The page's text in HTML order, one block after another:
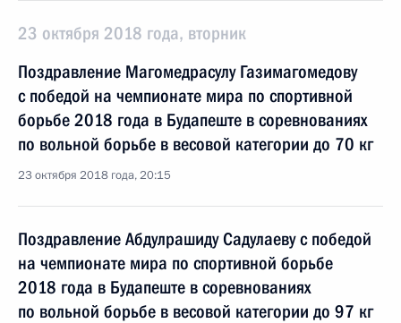
23 октября 2018 года, вторник
Поздравление Магомедрасулу Газимагомедову
с победой на чемпионате мира по спортивной
борьбе 2018 года в Будапеште в соревнованиях
по вольной борьбе в весовой категории до 70 кг
23 октября 2018 года, 20:15
Поздравление Абдулрашиду Садулаеву с победой
на чемпионате мира по спортивной борьбе
2018 года в Будапеште в соревнованиях
по вольной борьбе в весовой категории до 97 кг